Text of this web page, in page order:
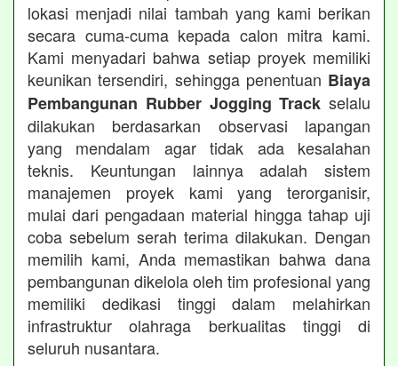
lokasi menjadi nilai tambah yang kami berikan
secara cuma-cuma kepada calon mitra kami.
Kami menyadari bahwa setiap proyek memiliki
keunikan tersendiri, sehingga penentuan Biaya
Pembangunan Rubber Jogging Track selalu
dilakukan berdasarkan observasi lapangan
yang mendalam agar tidak ada kesalahan
teknis. Keuntungan lainnya adalah sistem
manajemen proyek kami yang terorganisir,
mulai dari pengadaan material hingga tahap uji
coba sebelum serah terima dilakukan. Dengan
memilih kami, Anda memastikan bahwa dana
pembangunan dikelola oleh tim profesional yang
memiliki dedikasi tinggi dalam melahirkan
infrastruktur olahraga berkualitas tinggi di
seluruh nusantara.